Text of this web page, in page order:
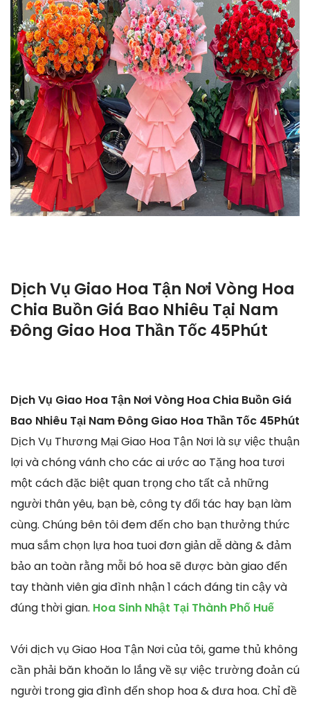
Dịch Vụ Giao Hoa Tận Nơi Vòng Hoa
Chia Buồn Giá Bao Nhiêu Tại Nam
Đông Giao Hoa Thần Tốc 45Phút
Dịch Vụ Giao Hoa Tận Nơi Vòng Hoa Chia Buồn Giá
Bao Nhiêu Tại Nam Đông Giao Hoa Thần Tốc 45Phút
Dịch Vụ Thương Mại Giao Hoa Tận Nơi là sự việc thuận
lợi và chóng vánh cho các ai ước ao Tặng hoa tươi
một cách đặc biệt quan trọng cho tất cả những
người thân yêu, bạn bè, công ty đối tác hay bạn làm
cùng. Chúng bên tôi đem đến cho bạn thưởng thức
mua sắm chọn lựa hoa tuoi đơn giản dễ dàng & đảm
bảo an toàn rằng mỗi bó hoa sẽ được bàn giao đến
tay thành viên gia đình nhận 1 cách đáng tin cậy và
đúng thời gian. Hoa Sinh Nhật Tại Thành Phố Huế
Với dịch vụ Giao Hoa Tận Nơi của tôi, game thủ không
cần phải băn khoăn lo lắng về sự việc trường đoản cú
người trong gia đình đến shop hoa & đưa hoa. Chỉ đề